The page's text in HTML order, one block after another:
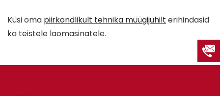
Küsi oma piirkondlikult tehnika müügijuhilt erihindasid
ka teistele laomasinatele.